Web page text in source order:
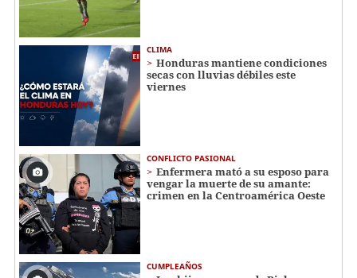
CLIMA
Honduras mantiene condiciones
secas con lluvias débiles este
viernes
CONFLICTO PASIONAL
Enfermera mató a su esposo para
vengar la muerte de su amante:
crimen en la Centroamérica Oeste
CUMPLEAÑOS